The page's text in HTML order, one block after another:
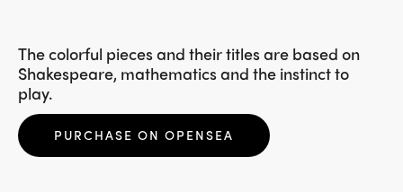
The colorful pieces and their titles are based on
Shakespeare, mathematics and the instinct to
play.
PURCHASE ON OPENSEA